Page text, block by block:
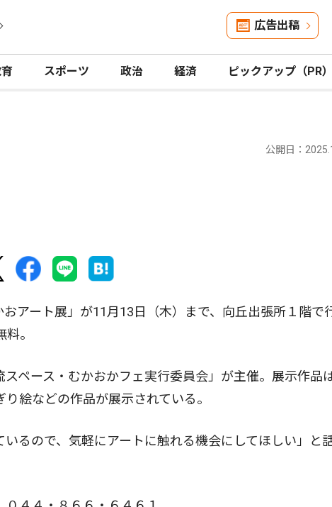
広告出稿
スポーツ 政治 経済 ピックアップ（PR）
公開日：
アート展」が11月13日（木）まで、向丘出張所１階で
。
ペース・むかおかフェ実行委員会」が主催。展示作品は
絵などの作品が展示されている。
るので、気軽にアートに触れる機会にしてほしい」と